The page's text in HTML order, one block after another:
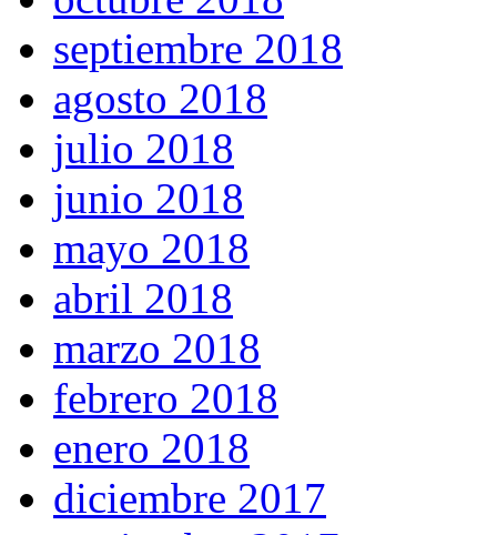
septiembre 2018
agosto 2018
julio 2018
junio 2018
mayo 2018
abril 2018
marzo 2018
febrero 2018
enero 2018
diciembre 2017